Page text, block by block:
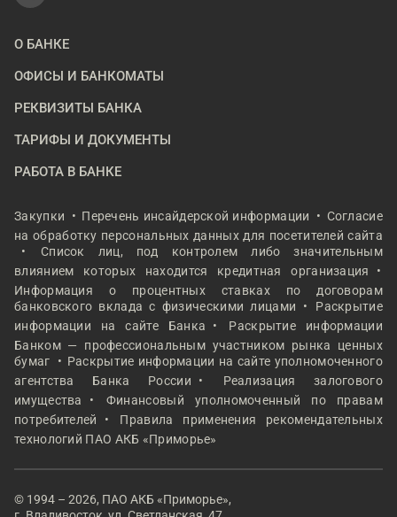
О БАНКЕ
ОФИСЫ И БАНКОМАТЫ
РЕКВИЗИТЫ БАНКА
ТАРИФЫ И ДОКУМЕНТЫ
РАБОТА В БАНКЕ
Закупки Перечень инсайдерской информации
Согласие
на обработку персональных данных для посетителей сайта
Список лиц, под контролем либо значительным
влиянием которых находится кредитная организация
Информация о процентных ставках по договорам
банковского вклада с физическими лицами
Раскрытие
информации на сайте Банка
Раскрытие информации
Банком — профессиональным участником рынка ценных
бумаг
Раскрытие информации на сайте уполномоченного
агентства Банка России
Реализация залогового
имущества
Финансовый уполномоченный по правам
потребителей
Правила применения рекомендательных
технологий ПАО АКБ «Приморье»
© 1994 – 2026, ПАО АКБ «Приморье»,